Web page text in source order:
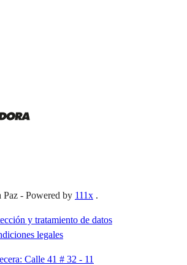
Paz - Powered by 111x .
y tratamiento de datos
legales
Calle 41 # 32 - 11